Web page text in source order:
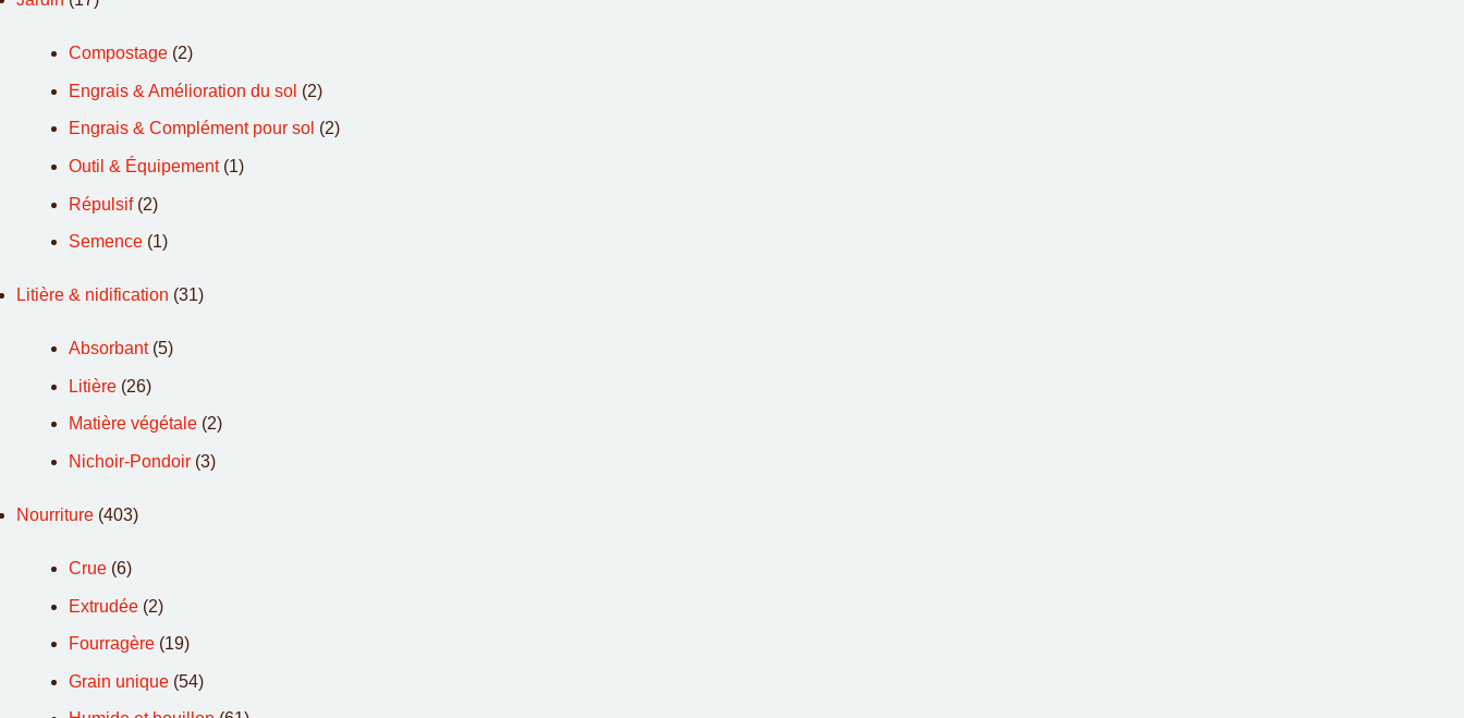
Compostage (2)
Engrais & Amélioration du sol (2)
Engrais & Complément pour sol (2)
Outil & Équipement (1)
Répulsif (2)
Semence (1)
Litière & nidification (31)
Absorbant (5)
Litière (26)
Matière végétale (2)
Nichoir-Pondoir (3)
Nourriture (403)
Crue (6)
Extrudée (2)
Fourragère (19)
Grain unique (54)